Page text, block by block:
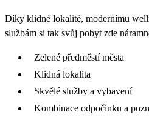
Díky klidné lokalitě, modernímu
službám si tak svůj pobyt zde
Zelené předměstí města
Klidná lokalita
Skvělé služby a vybavení
Kombinace odpočinku a